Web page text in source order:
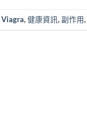
Viagra,健康資訊,副作用,